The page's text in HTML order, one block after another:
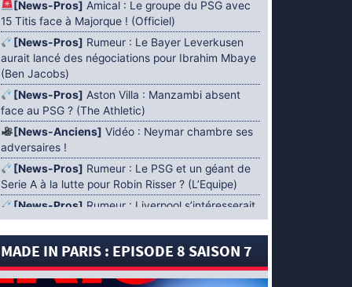
[News-Pros] Amical : Le groupe du PSG avec
15 Titis face à Majorque ! (Officiel)
[News-Pros] Rumeur : Le Bayer Leverkusen
aurait lancé des négociations pour Ibrahim Mbaye
(Ben Jacobs)
[News-Pros] Aston Villa : Manzambi absent
face au PSG ? (The Athletic)
[News-Anciens] Vidéo : Neymar chambre ses
adversaires !
[News-Pros] Rumeur : Le PSG et un géant de
Serie A à la lutte pour Robin Risser ? (L’Equipe)
[News-Pros] Rumeur : Liverpool s’intéresserait
à Ibrahim Mbaye en plus de Bradley Barcola
(Fabrizio Romano)
[News-Pros]Rumeur : Accord contractuel
trouvé entre le PSG et Mika Godts (Fabrizio
MADE IN PARIS : EPISODE 8 SAISON 7